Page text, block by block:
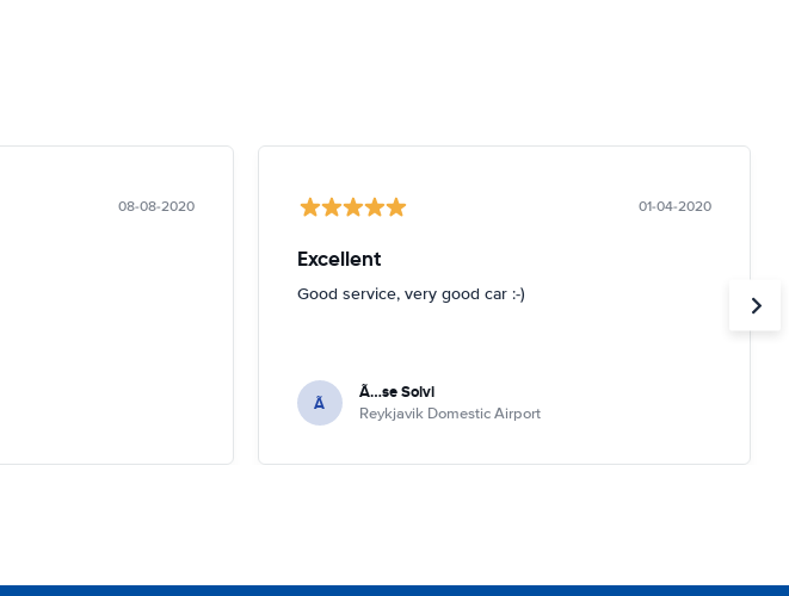
08-08-2020 01-04-2020
Excellent
Good service, very good car :-)
Ã Ã…se Solvi
Reykjavik Domestic Airport